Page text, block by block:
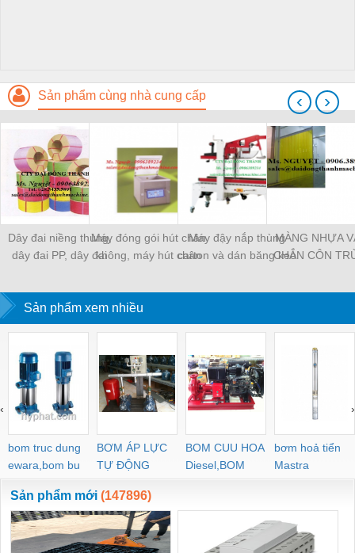
Sản phẩm cùng nhà cung cấp
Dây đai niềng thùng,
dây đai PP, dây đai
Máy đóng gói hút chân
không, máy hút chân
Máy đậy nắp thùng
carton và dán băng keo
MÀNG NHỰA
CHẮN CÔN
KHO LẠNH,
‹ ›
Sản phẩm xem nhiều
bom truc dung
ewara,bom bu
ewara
BƠM ÁP LỰC
TỰ ĐỘNG
BOM CUU HOA
Diesel,BOM
CHUA CHAY
bơm hoả tiển
Mastra
‹ ›
Sản phẩm mới (147896)